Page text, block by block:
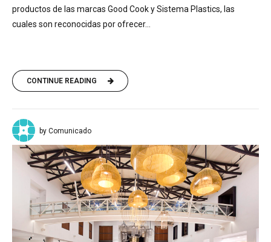
productos de las marcas Good Cook y Sistema Plastics, las
cuales son reconocidas por ofrecer...
CONTINUE READING
by Comunicado